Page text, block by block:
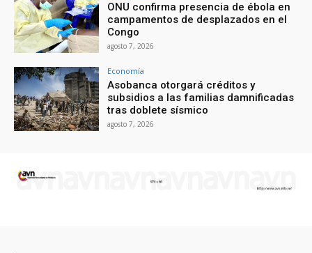
ONU confirma presencia de ébola en
campamentos de desplazados en el
Congo
agosto 7, 2026
Economía
Asobanca otorgará créditos y
subsidios a las familias damnificadas
tras doblete sísmico
agosto 7, 2026